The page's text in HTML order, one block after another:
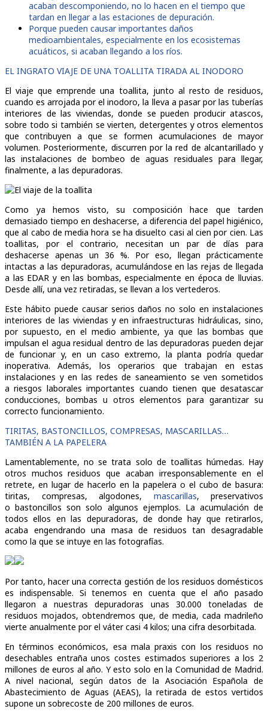
acaban descomponiendo, no lo hacen en el tiempo que
tardan en llegar a las estaciones de depuración.
Porque pueden causar importantes daños
medioambientales, especialmente en los ecosistemas
acuáticos, si acaban llegando a los ríos.
EL INGRATO VIAJE DE UNA TOALLITA TIRADA AL INODORO
El viaje que emprende una toallita, junto al resto de residuos,
cuando es arrojada por el inodoro, la lleva a pasar por las tuberías
interiores de las viviendas, donde se pueden producir atascos,
sobre todo si también se vierten, detergentes y otros elementos
que contribuyen a que se formen acumulaciones de mayor
volumen. Posteriormente, discurren por la red de alcantarillado y
las instalaciones de bombeo de aguas residuales para llegar,
finalmente, a las depuradoras.
Como ya hemos visto, su composición hace que tarden
demasiado tiempo en deshacerse, a diferencia del papel higiénico,
que al cabo de media hora se ha disuelto casi al cien por cien. Las
toallitas, por el contrario, necesitan un par de días para
deshacerse apenas un 36 %. Por eso, llegan prácticamente
intactas a las depuradoras, acumulándose en las rejas de llegada
a las EDAR y en las bombas, especialmente en época de lluvias.
Desde allí, una vez retiradas, se llevan a los vertederos.
Este hábito puede causar serios daños no solo en instalaciones
interiores de las viviendas y en infraestructuras hidráulicas, sino,
por supuesto, en el medio ambiente, ya que las bombas que
impulsan el agua residual dentro de las depuradoras pueden dejar
de funcionar y, en un caso extremo, la planta podría quedar
inoperativa. Además, los operarios que trabajan en estas
instalaciones y en las redes de saneamiento se ven sometidos
a riesgos laborales importantes cuando tienen que desatascar
conducciones, bombas u otros elementos para garantizar su
correcto funcionamiento.
TIRITAS, BASTONCILLOS, COMPRESAS, MASCARILLAS…
TAMBIÉN A LA PAPELERA
Lamentablemente, no se trata solo de toallitas húmedas. Hay
otros muchos residuos que acaban irresponsablemente en el
retrete, en lugar de hacerlo en la papelera o el cubo de basura:
tiritas, compresas, algodones, mascarillas, preservativos
o bastoncillos son solo algunos ejemplos. La acumulación de
todos ellos en las depuradoras, de donde hay que retirarlos,
acaba engendrando una masa de residuos tan desagradable
como la que se intuye en las fotografías.
Por tanto, hacer una correcta gestión de los residuos domésticos
es indispensable. Si tenemos en cuenta que el año pasado
llegaron a nuestras depuradoras unas 30.000 toneladas de
residuos mojados, obtendremos que, de media, cada madrileño
vierte anualmente por el váter casi 4 kilos; una cifra desorbitada.
En términos económicos, esa mala praxis con los residuos no
desechables entraña unos costes estimados superiores a los 2
millones de euros al año. Y esto solo en la Comunidad de Madrid.
A nivel nacional, según datos de la Asociación Española de
Abastecimiento de Aguas (AEAS), la retirada de estos vertidos
supone un sobrecoste de 200 millones de euros.